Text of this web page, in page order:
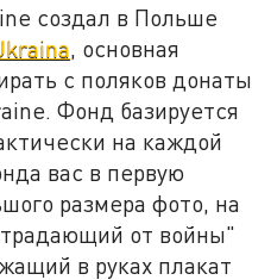
создал в Польше
, основная
с поляков донаты
Фонд базируется
на каждой
вас в первую
размера фото, на
от войны"
в руках плакат